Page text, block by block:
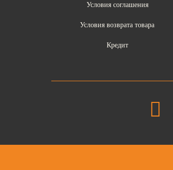
Условия соглашения
Условия возврата товара
Кредит